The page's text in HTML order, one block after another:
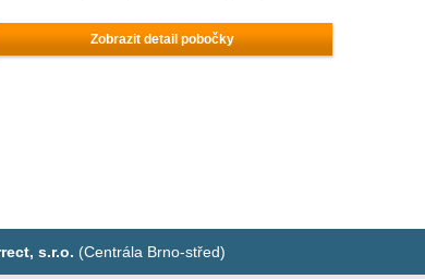
Zobrazit detail pobočky
s.r.o. (Centrála Brno-střed)